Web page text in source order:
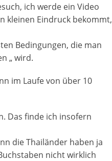
ich werde ein Video
kleinen Eindruck bekommt,
Bedingungen, die man
„ wird.
im Laufe von über 10
Das finde ich insofern
die Thailänder haben ja
nicht wirklich